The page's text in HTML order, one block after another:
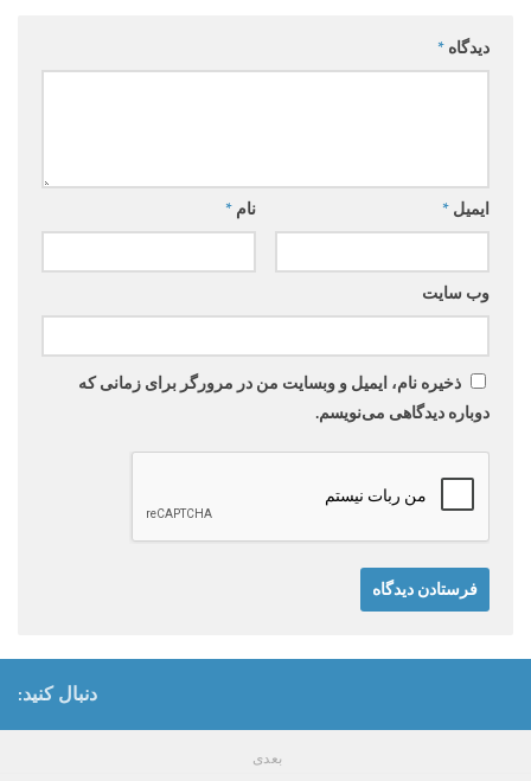
دیدگاه *
نام * ایمیل *
وب‌ سایت
ذخیره نام، ایمیل و وبسایت من در مرورگر برای زمانی که
دوباره دیدگاهی می‌نویسم.
دنبال کنید:
بعدی